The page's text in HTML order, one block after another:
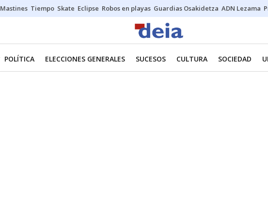
Mastines Tiempo Skate Eclipse Robos en playas Guardias Osakidetza ADN Lezama
POLÍTICA ELECCIONES GENERALES SUCESOS CULTURA SOCIEDAD